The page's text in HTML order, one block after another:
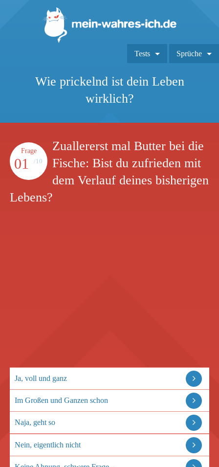
Tests Sprüche
Wie prickelnd ist dein Leben
wirklich?
Frage
01 /10
Zuallererst mal Butter bei die
Fische: Bist du zufrieden mit
dem Verlauf deines bisherigen
Lebens?
Ja, voll und ganz
Im Großen und Ganzen schon
Naja, geht so
Nein, eigentlich nicht